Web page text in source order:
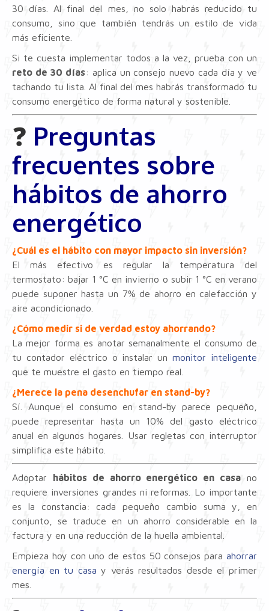
30 días. Al final del mes, no solo habrás reducido tu
consumo, sino que también tendrás un estilo de vida
más eficiente.
Si te cuesta implementar todos a la vez, prueba con un
reto de 30 días: aplica un consejo nuevo cada día y ve
tachando tu lista. Al final del mes habrás transformado tu
consumo energético de forma natural y sostenible.
❓ Preguntas
frecuentes sobre
hábitos de ahorro
energético
¿Cuál es el hábito con mayor impacto sin inversión?
El más efectivo es regular la temperatura del
termostato: bajar 1 °C en invierno o subir 1 °C en verano
puede suponer hasta un 7% de ahorro en calefacción y
aire acondicionado.
¿Cómo medir si de verdad estoy ahorrando?
La mejor forma es anotar semanalmente el consumo de
tu contador eléctrico o instalar unmonitor inteligente
que te muestre el gasto en tiempo real.
¿Merece la pena desenchufar en stand-by?
Sí. Aunque el consumo en stand-by parece pequeño,
puede representar hasta un 10% del gasto eléctrico
anual en algunos hogares. Usar regletas con interruptor
simplifica este hábito.
Adoptar hábitos de ahorro energético en casa no
requiere inversiones grandes ni reformas. Lo importante
es la constancia: cada pequeño cambio suma y, en
conjunto, se traduce en un ahorro considerable en la
factura y en una reducción de la huella ambiental.
Empieza hoy con uno de estos 50 consejos para ahorrar
energía en tu casa y verás resultados desde el primer
mes.